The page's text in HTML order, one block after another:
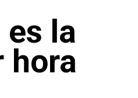
es la
hora